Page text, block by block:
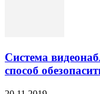
Система
способ